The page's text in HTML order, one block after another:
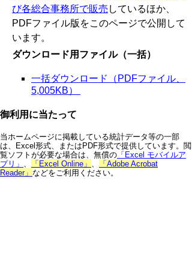
び各総合事務所で販売 しているほか、
PDFファイル版をこのページで公開して
います。
ダウンロード用ファイル（一括）
一括ダウンロード（PDFファイル、
5,005KB）
御利用に当たって
当ホームページに掲載している統計データ等の一部
は、Excel形式、またはPDF形式で提供しています。閲
覧ソフトが必要な場合は、無償の 「Excel モバイルア
プリ」
「Excel Online」
「Adobe Acrobat
Reader」 などをご利用ください。